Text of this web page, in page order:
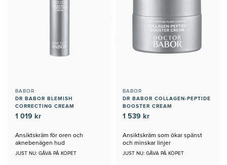
BABOR
DR BABOR BLEMISH
CORRECTING CREAM
1 019 kr
Ansiktskräm för oren och
aknebenägen hud
JUST NU: GÅVA PÅ KÖPET
BABOR
DR BABOR COLLAGEN-PEPTIDE
BOOSTER CREAM
1 539 kr
Ansiktskräm som ökar spänst
och minskar linjer
JUST NU: GÅVA PÅ KÖPET